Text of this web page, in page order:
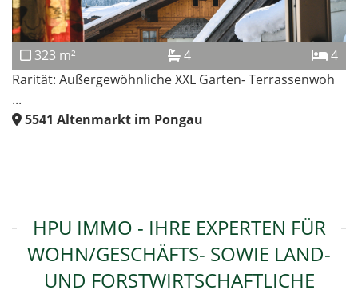
323 m² 4
4
Rarität: Außergewöhnliche XXL Garten- Terrassenwoh
...
5541 Altenmarkt im Pongau
HPU IMMO - IHRE EXPERTEN FÜR
WOHN/GESCHÄFTS- SOWIE LAND-
UND FORSTWIRTSCHAFTLICHE